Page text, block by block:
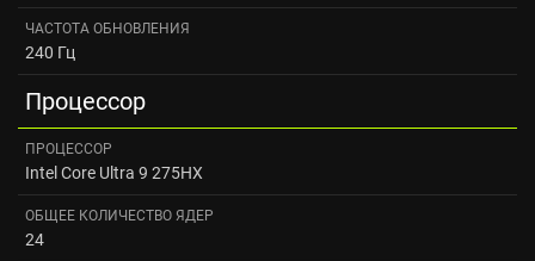
ЧАСТОТА ОБНОВЛЕНИЯ
240 Гц
Процессор
ПРОЦЕССОР
Intel Core Ultra 9 275HX
ОБЩЕЕ КОЛИЧЕСТВО ЯДЕР
24